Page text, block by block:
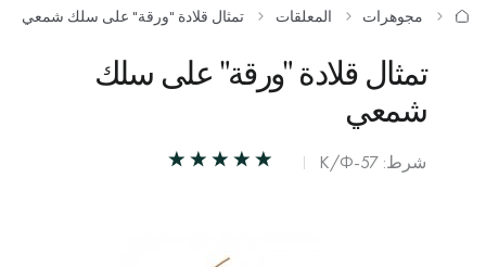
مجوهرات المعلقات تمثال قلادة "ورقة" على سلك شمعي
تمثال قلادة "ورقة" على سلك
شمعي
شرط: К/Ф-57